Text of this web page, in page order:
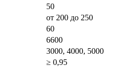
50
от 200 до 250
60
6600
3000, 4000, 5000
≥ 0,95